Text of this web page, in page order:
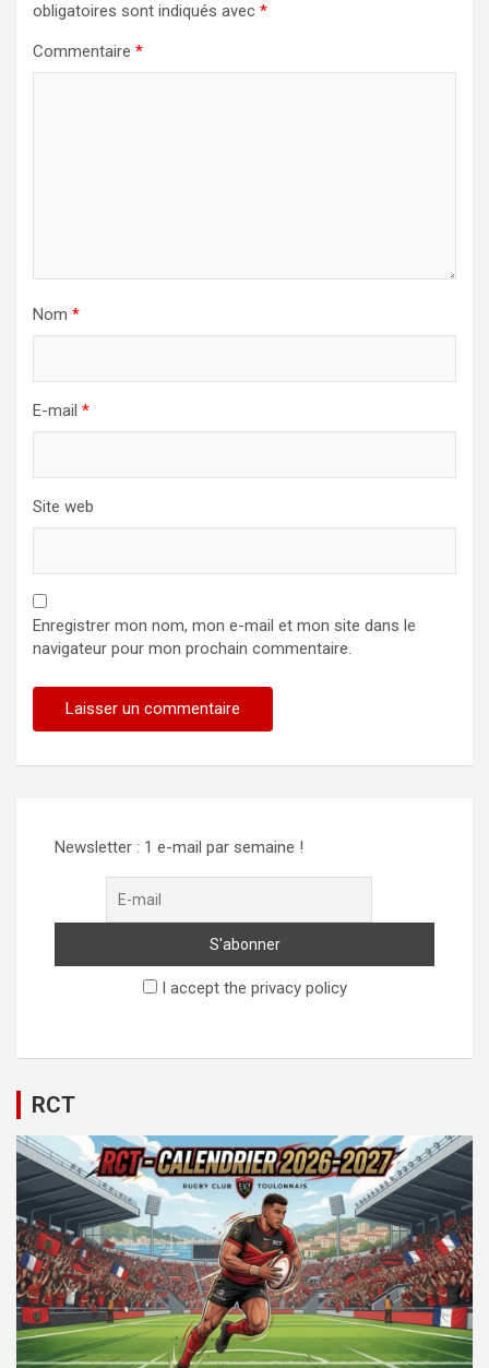
obligatoires sont indiqués avec *
Commentaire *
Nom *
E-mail *
Site web
Enregistrer mon nom, mon e-mail et mon site dans le
navigateur pour mon prochain commentaire.
Newsletter : 1 e-mail par semaine !
I accept the privacy policy
RCT